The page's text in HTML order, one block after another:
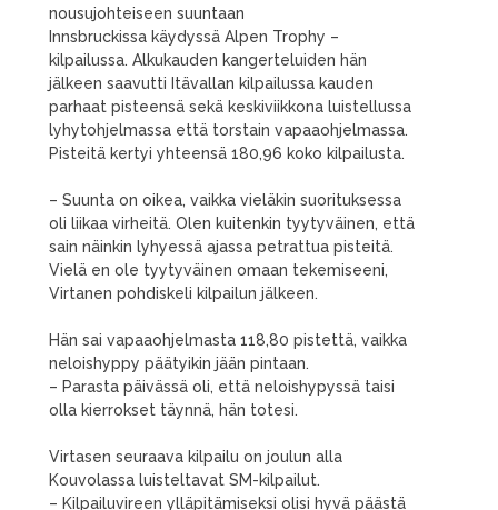
nousujohteiseen suuntaan
Innsbruckissa käydyssä Alpen Trophy –
kilpailussa. Alkukauden kangerteluiden hän
jälkeen saavutti Itävallan kilpailussa kauden
parhaat pisteensä sekä keskiviikkona luistellussa
lyhytohjelmassa että torstain vapaaohjelmassa.
Pisteitä kertyi yhteensä 180,96 koko kilpailusta.
– Suunta on oikea, vaikka vieläkin suorituksessa
oli liikaa virheitä. Olen kuitenkin tyytyväinen, että
sain näinkin lyhyessä ajassa petrattua pisteitä.
Vielä en ole tyytyväinen omaan tekemiseeni,
Virtanen pohdiskeli kilpailun jälkeen.
Hän sai vapaaohjelmasta 118,80 pistettä, vaikka
neloishyppy päätyikin jään pintaan.
– Parasta päivässä oli, että neloishypyssä taisi
olla kierrokset täynnä, hän totesi.
Virtasen seuraava kilpailu on joulun alla
Kouvolassa luisteltavat SM-kilpailut.
– Kilpailuvireen ylläpitämiseksi olisi hyvä päästä